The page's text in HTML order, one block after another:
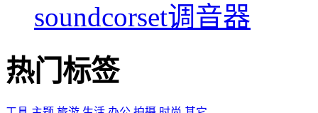
soundcorset调音器
热门标签